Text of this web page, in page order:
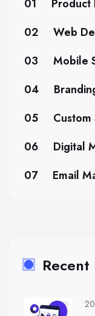
01
Product
02
Web
03
Mobile
04
05
06
Digital
07
Email
Recent